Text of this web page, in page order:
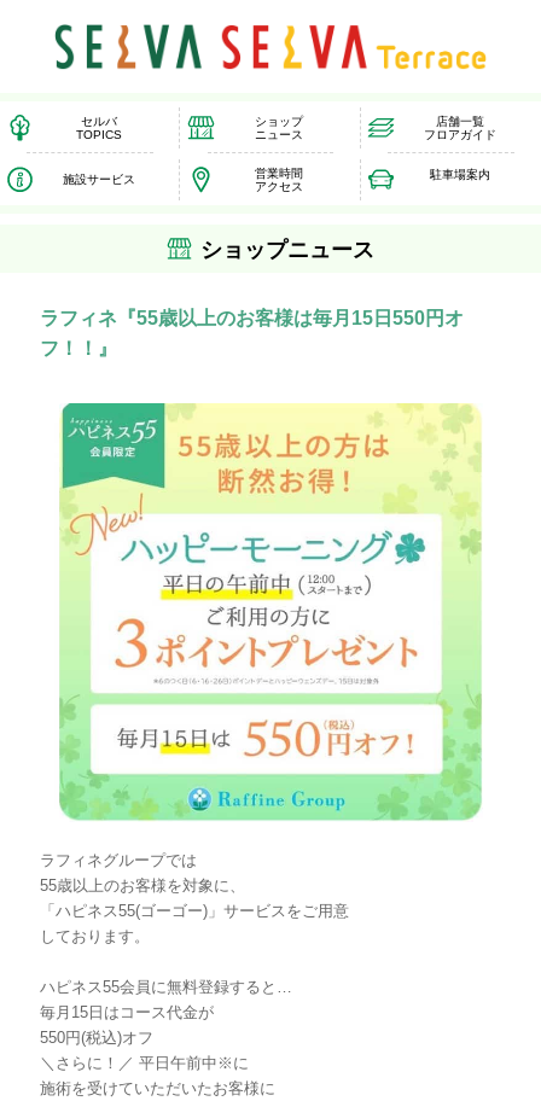
セルバ
TOPICS
ショップ
ニュース
店舗一覧
フロアガイド
施設サービス
営業時間
アクセス
駐車場案内
ショップニュース
ラフィネ『55歳以上のお客様は毎月15日550円オ
フ！！』
ラフィネグループでは
55歳以上のお客様を対象に、
「ハピネス55(ゴーゴー)」サービスをご用意
しております。
ハピネス55会員に無料登録すると…
毎月15日はコース代金が
550円(税込)オフ
＼さらに！／ 平日午前中※に
施術を受けていただいたお客様に